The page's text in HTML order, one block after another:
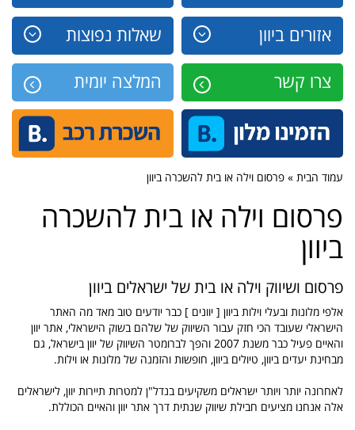
אזורים ביוון שאלות נפוצות
צרו קשר המלצה יומית
עמוד הבית » פרסום וילה או בית להשכרה ביוון
פרסום וילה או בית להשכרה
ביוון
פרסום ושיווק וילה או בית של ישראלים ביוון
אלפי מלונות ובעלי וילות ביוון [ יוונים ] כבר יודעים טוב מאד מה האתר
הישראלי שעובד הכי חזק עבור השיווק של שלהם בשוק הישראלי, אתר יוון
והאיים פעיל כבר משנת 2007 והפך לברומטר השיווק של יוון בישראל, גם
מבחינת יעדים ביוון, טיולים ביוון, חופשות והזמנה של מלונות או וילות.
לאחרונה יותר ויותר ישראלים משקיעים בנדל"ן למטרות תיירות יוון, לישראלים
אלה אנחנו מציעים חבילת שיווק שנתית דרך אתר יוון והאיים הכוללת.